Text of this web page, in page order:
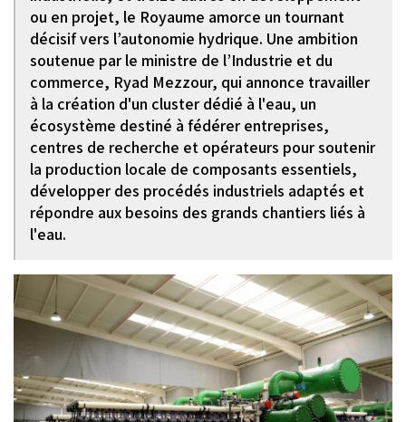
ou en projet, le Royaume amorce un tournant
décisif vers l’autonomie hydrique. Une ambition
soutenue par le ministre de l’Industrie et du
commerce, Ryad Mezzour, qui annonce travailler
à la création d'un cluster dédié à l'eau, un
écosystème destiné à fédérer entreprises,
centres de recherche et opérateurs pour soutenir
la production locale de composants essentiels,
développer des procédés industriels adaptés et
répondre aux besoins des grands chantiers liés à
l'eau.